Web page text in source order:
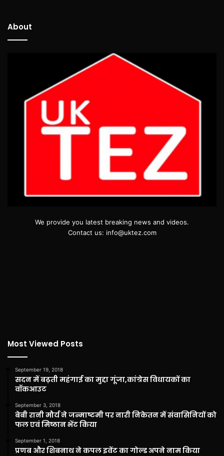
About
We provide you latest breaking news and videos.
Contact us: info@uktez.com
Most Viewed Posts
September 19, 2018
सदन में बढ़ती महंगाई का मुद्दा गूंजा,कांग्रेस विधायकों का
वॉकआउट
September 3, 2018
बेबी रानी मौर्य ने जन्माष्टमी पर नारी निकेतन में संवासिनियों को
फल एवं मिष्ठान भेंट किया
September 1, 2018
प्रणब और शिबनाथ ने कपल इवेंट का गोल्ड अपने नाम किया